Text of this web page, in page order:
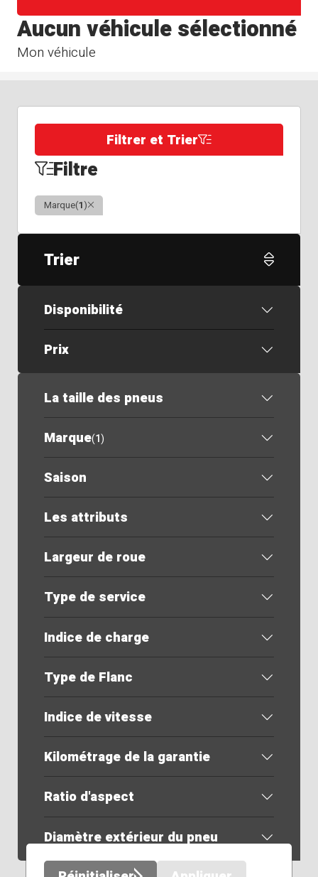
Mon véhicule
Aucun véhicule sélectionné
Filtrer et Trier
Filtre
Marque(1)Clair
Trier
Disponibilité
Prix
La taille des pneus
Marque(1)
Saison
Les attributs
Largeur de roue
Type de service
Indice de charge
Type de Flanc
Indice de vitesse
Kilométrage de la garantie
Ratio d'aspect
Diamètre extérieur du pneu